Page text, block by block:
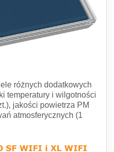
różnych dodatkowych
temperatury i wilgotności
jakości powietrza PM
atmosferycznych (1